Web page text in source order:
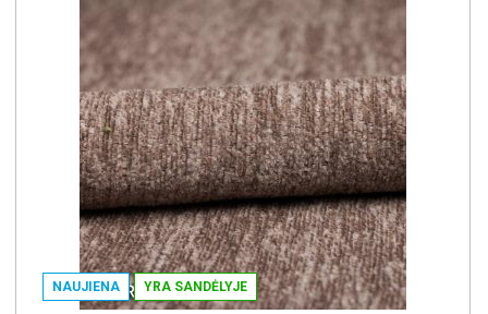
NAUJIENA YRA SANDĖLYJE